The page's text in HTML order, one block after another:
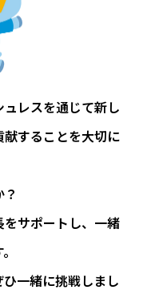
レスを通じて新し
することを大切に
サポートし、 一緒
一緒に挑戦しまし